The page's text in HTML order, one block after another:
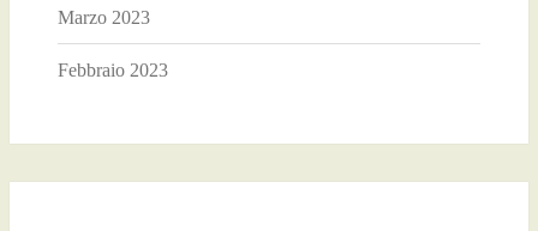
Marzo 2023
Febbraio 2023